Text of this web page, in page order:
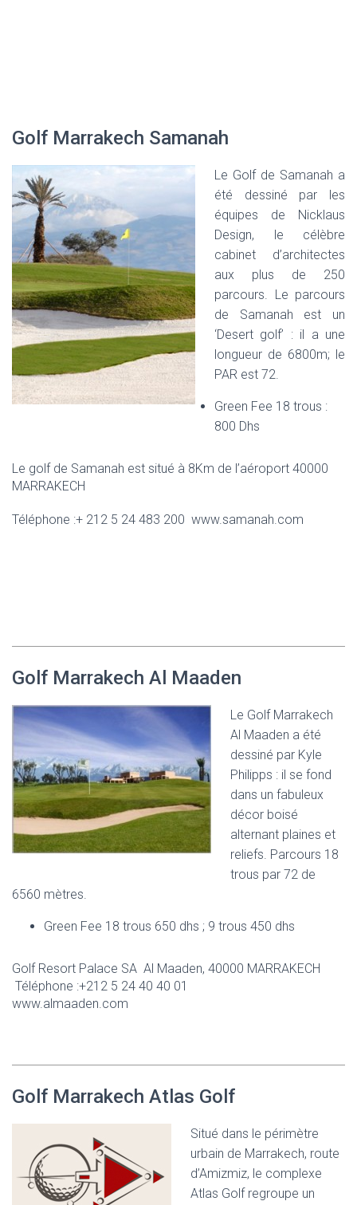
Golf Marrakech Samanah
Le Golf de Samanah a
été dessiné par les
équipes de Nicklaus
Design, le célèbre
cabinet d’architectes
aux plus de 250
parcours. Le parcours
de Samanah est un
‘Desert golf’ : il a une
longueur de 6800m; le
PAR est 72.
Green Fee 18 trous :
800 Dhs
Le golf de Samanah est situé à 8Km de l’aéroport 40000
MARRAKECH
Téléphone :+ 212 5 24 483 200 www.samanah.com
Golf Marrakech Al Maaden
Le Golf Marrakech
Al Maaden a été
dessiné par Kyle
Philipps : il se fond
dans un fabuleux
décor boisé
alternant plaines et
reliefs. Parcours 18
trous par 72 de
6560 mètres.
Green Fee 18 trous 650 dhs ; 9 trous 450 dhs
Golf Resort Palace SA Al Maaden, 40000 MARRAKECH
Téléphone :+212 5 24 40 40 01
www.almaaden.com
Golf Marrakech Atlas Golf
Situé dans le périmètre
urbain de Marrakech, route
d’Amizmiz, le complexe
Atlas Golf regroupe un